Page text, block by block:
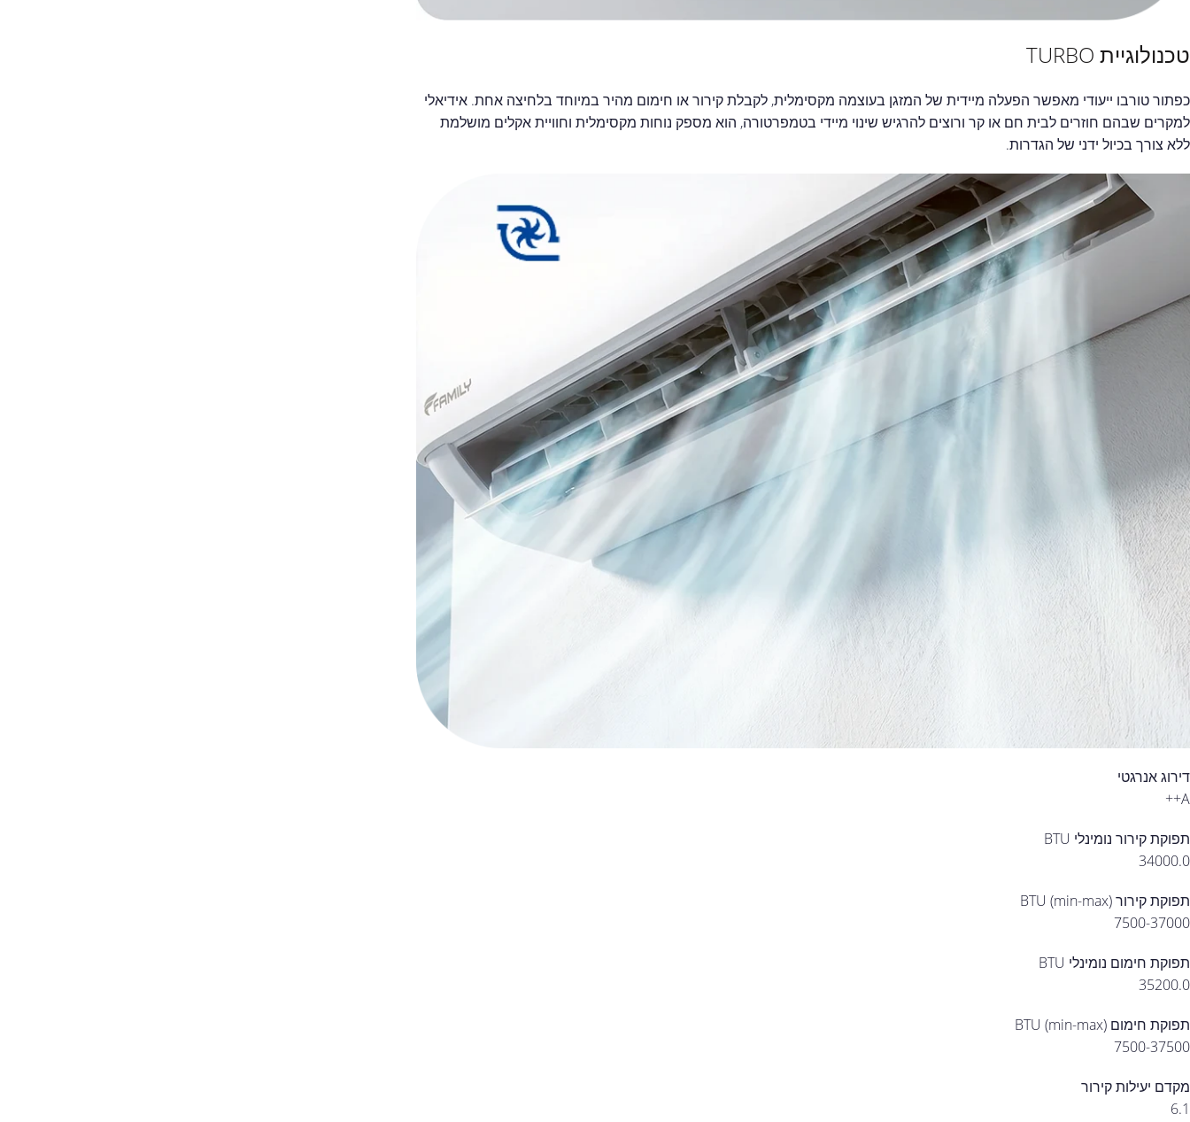
טכנולוגיית TURBO
כפתור טורבו ייעודי מאפשר הפעלה מיידית של המזגן בעוצמה מקסימלית, לקבלת קירור או חימום מהיר במיוחד בלחיצה אחת. אידיאלי
למקרים שבהם חוזרים לבית חם או קר ורוצים להרגיש שינוי מיידי בטמפרטורה, הוא מספק נוחות מקסימלית וחוויית אקלים מושלמת
ללא צורך בכיול ידני של הגדרות.
דירוג אנרגטי
A++
תפוקת קירור נומינלי BTU
34000.0
תפוקת קירור (min-max) BTU
7500-37000
תפוקת חימום נומינלי BTU
35200.0
תפוקת חימום (min-max) BTU
7500-37500
מקדם יעילות קירור
6.1